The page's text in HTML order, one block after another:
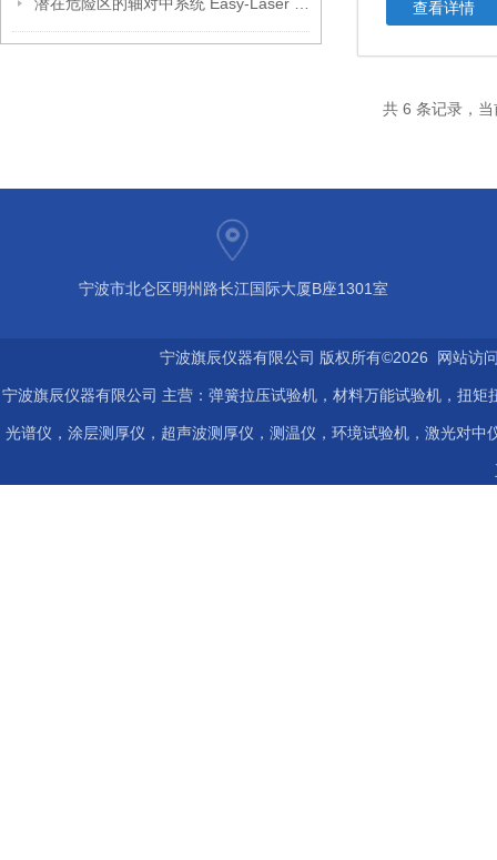
查看详情
共 6 条记录，
宁波市北仑区明州路长江国际大厦B座1301室
宁波旗辰仪器有限公司 版权所有©2026 网站
宁波旗辰仪器有限公司 主营：弹簧拉压试验机，材料万能试验机，扭
光谱仪，涂层测厚仪，超声波测厚仪，测温仪，环境试验机，激光对